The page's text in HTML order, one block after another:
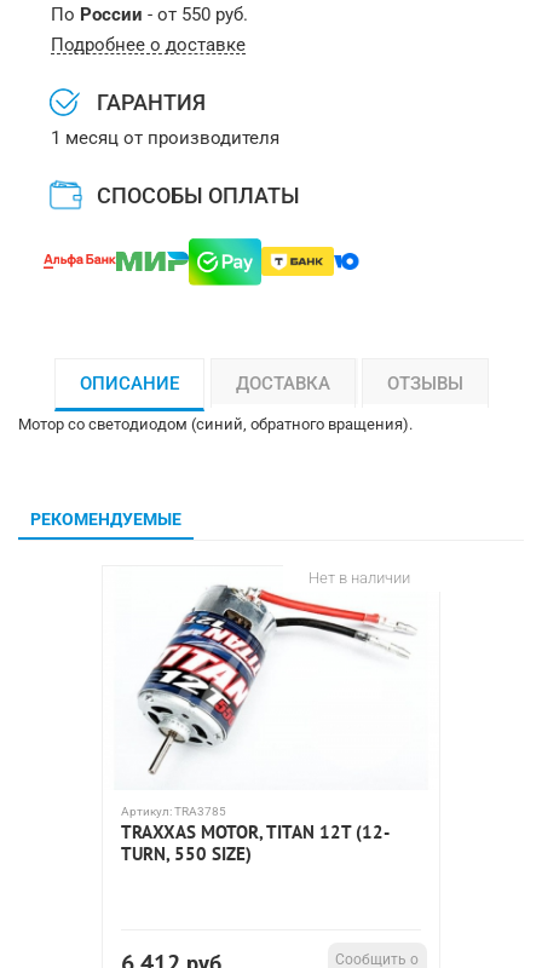
По России - от 550 руб.
Подробнее о доставке
ГАРАНТИЯ
1 месяц от производителя
СПОСОБЫ ОПЛАТЫ
ОПИСАНИЕ ДОСТАВКА ОТЗЫВЫ
Мотор со светодиодом (синий, обратного вращения).
РЕКОМЕНДУЕМЫЕ
Нет в наличии
Артикул:TRA3785
TRAXXAS MOTOR, TITAN 12T (12-
TURN, 550 SIZE)
Сообщить о